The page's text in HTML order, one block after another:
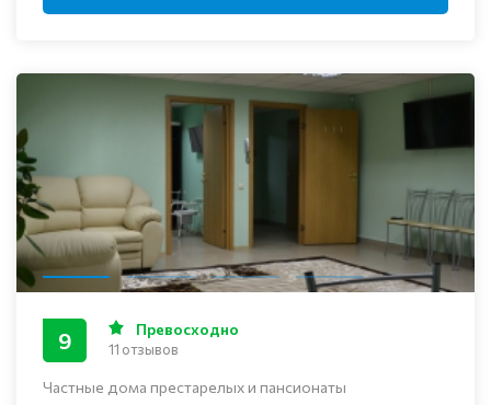
Частные дома престарелых и пансионаты
9 Превосходно
11 отзывов